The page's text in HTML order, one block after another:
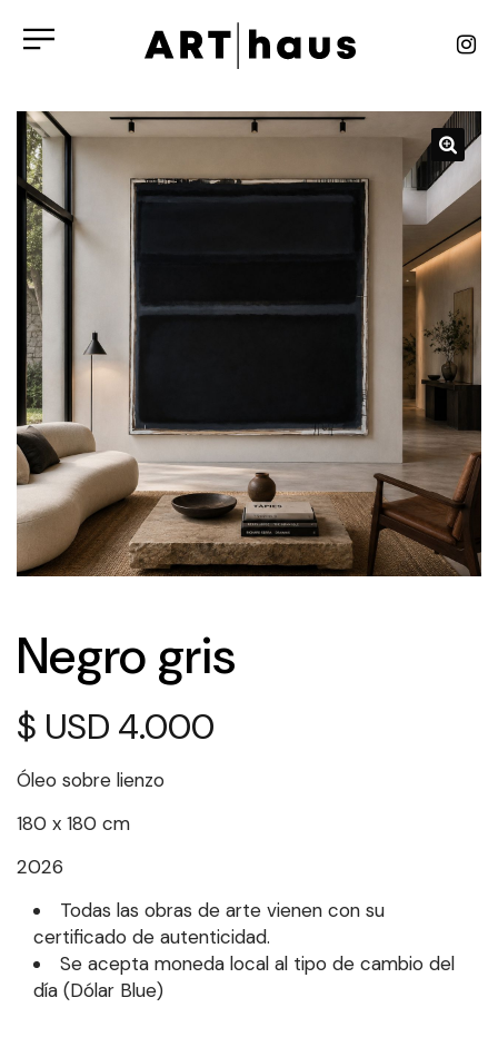
Negro gris
$ 4.000
Óleo sobre lienzo
180 x 180 cm
2026
Todas las obras de arte vienen con su
certificado de autenticidad.
Se acepta moneda local al tipo de cambio del
día (Dólar Blue)